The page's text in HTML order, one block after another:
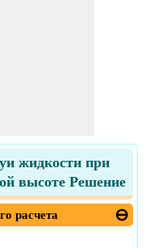
жидкости при
высоте Решение
расчета